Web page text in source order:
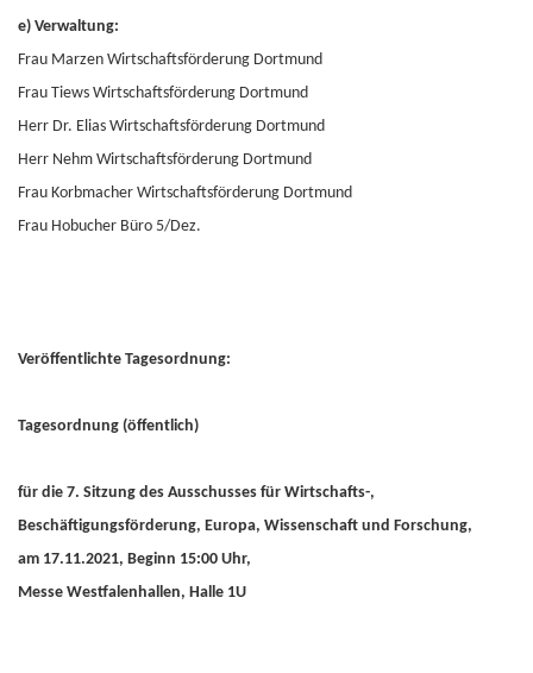
e) Verwaltung:
Frau Marzen Wirtschaftsförderung Dortmund
Frau Tiews Wirtschaftsförderung Dortmund
Herr Dr. Elias Wirtschaftsförderung Dortmund
Herr Nehm Wirtschaftsförderung Dortmund
Frau Korbmacher Wirtschaftsförderung Dortmund
Frau Hobucher Büro 5/Dez.
Veröffentlichte Tagesordnung:
Tagesordnung (öffentlich)
für die 7. Sitzung des Ausschusses für Wirtschafts-,
Beschäftigungsförderung, Europa, Wissenschaft und Forschung,
am 17.11.2021, Beginn 15:00 Uhr,
Messe Westfalenhallen, Halle 1U